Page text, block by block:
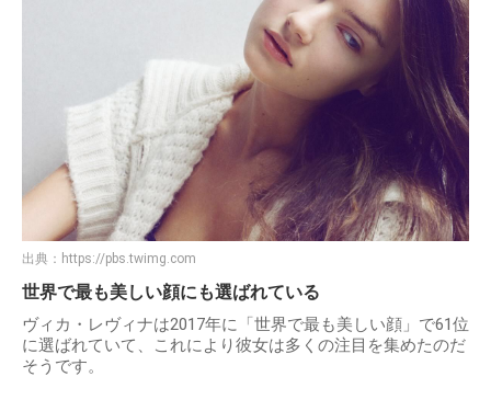
出典： https://pbs.twimg.com
世界で最も美しい顔にも選ばれている
ヴィカ・レヴィナは2017年に「世界で最も美しい顔」で61位
に選ばれていて、これにより彼女は多くの注目を集めたのだ
そうです。